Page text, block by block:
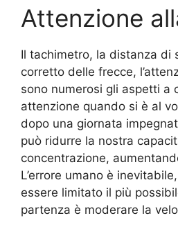
Attenzione
Il tachimetro, la distanza di
corretto delle frecce,
sono numerosi gli aspetti a
attenzione quando si è al
dopo una giornata
può ridurre la nostra
concentrazione,
L’errore umano è
essere limitato il più
partenza è moderare la